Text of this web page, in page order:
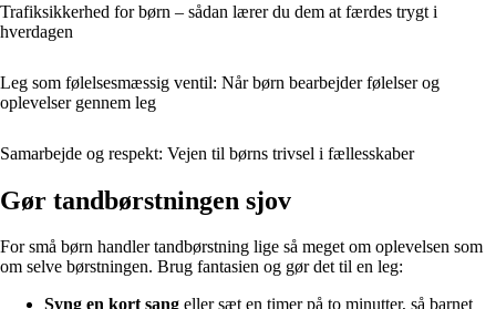
Trafiksikkerhed for børn – sådan lærer du dem at færdes trygt i
hverdagen
Leg som følelsesmæssig ventil: Når børn bearbejder følelser og
oplevelser gennem leg
Samarbejde og respekt: Vejen til børns trivsel i fællesskaber
Gør tandbørstningen sjov
For små børn handler tandbørstning lige så meget om oplevelsen som
om selve børstningen. Brug fantasien og gør det til en leg:
Syng en kort sang eller sæt en timer på to minutter, så barnet